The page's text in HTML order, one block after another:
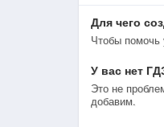
Для чего
Чтобы помочь
У вас нет
Это не
добавим.